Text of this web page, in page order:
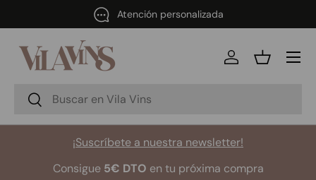
Ir al contenido
Atención personalizada
Buscar
Buscar
Iniciar sesión
Cesta
Menú
¡Suscríbete a nuestra newsletter!
Consigue5€ DTO en tu próxima compra